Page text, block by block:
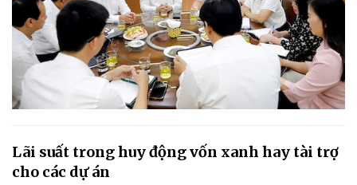
Lãi suất trong huy động vốn xanh hay tài trợ
cho các dự án